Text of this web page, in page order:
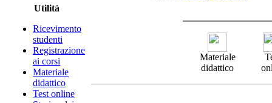
Utilità
Ricevimento
studenti
Registrazione
ai corsi
Materiale
didattico
Test online
Materiale
didattico